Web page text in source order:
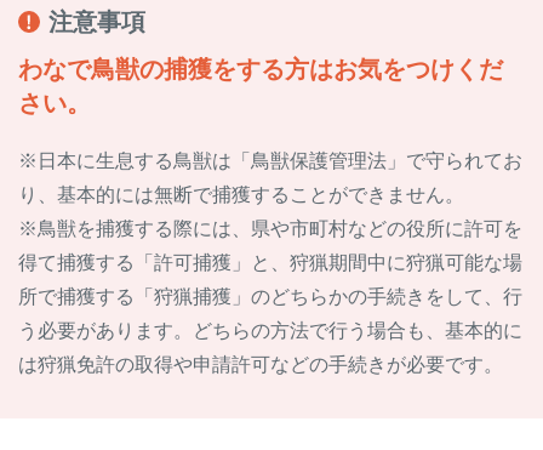
注意事項
わなで鳥獣の捕獲をする方はお気をつけくだ
さい。
※日本に生息する鳥獣は「鳥獣保護管理法」で守られてお
り、基本的には無断で捕獲することができません。
※鳥獣を捕獲する際には、県や市町村などの役所に許可を
得て捕獲する「許可捕獲」と、狩猟期間中に狩猟可能な場
所で捕獲する「狩猟捕獲」のどちらかの手続きをして、行
う必要があります。どちらの方法で行う場合も、基本的に
は狩猟免許の取得や申請許可などの手続きが必要です。